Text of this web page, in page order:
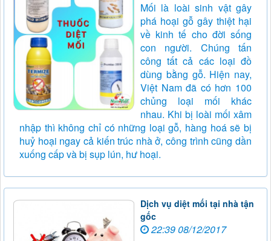
Mối là loài sinh vật gây
phá hoại gỗ gây thiệt hại
về kinh tế cho đời sống
con người. Chúng tấn
công tất cả các loại đồ
dùng bằng gỗ. Hiện nay,
Việt Nam đã có hơn 100
chủng loại mối khác
nhau. Khi bị loài mối xâm
nhập thì không chỉ có những loại gỗ, hàng hoá sẽ bị
huỷ hoại ngay cả kiến trúc nhà ở, công trình cũng dần
xuống cấp và bị sụp lún, hư hoại.
Dịch vụ diệt mối tại nhà tận
gốc
22:39 08/12/2017